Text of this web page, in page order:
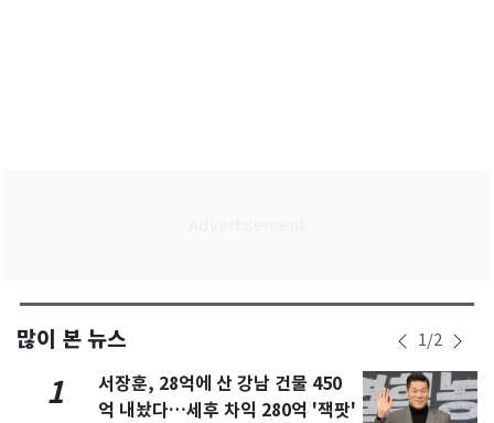
많이 본 뉴스 1/2
1
서장훈, 28억에 산 강남 건물 450
억 내놨다…세후 차익 280억 '잭팟'